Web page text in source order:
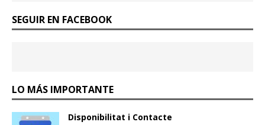
SEGUIR EN FACEBOOK
LO MÁS IMPORTANTE
Disponibilitat i Contacte